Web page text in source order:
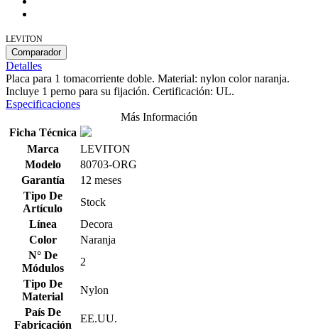
LEVITON
Comparador
Detalles
Placa para 1 tomacorriente doble. Material: nylon color naranja.
Incluye 1 perno para su fijación. Certificación: UL.
Especificaciones
Más Información
Ficha Técnica
Marca
LEVITON
Modelo
80703-ORG
Garantía
12 meses
Tipo De
Artículo
Stock
Línea
Decora
Color
Naranja
N° De
Módulos
2
Tipo De
Material
Nylon
País De
Fabricación
EE.UU.